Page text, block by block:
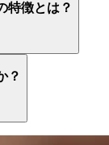
特徴とは？
？